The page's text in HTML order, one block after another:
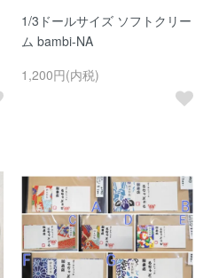
1/3ドールサイズ ソフトクリー
ム bambi-NA
1,200円(内税)